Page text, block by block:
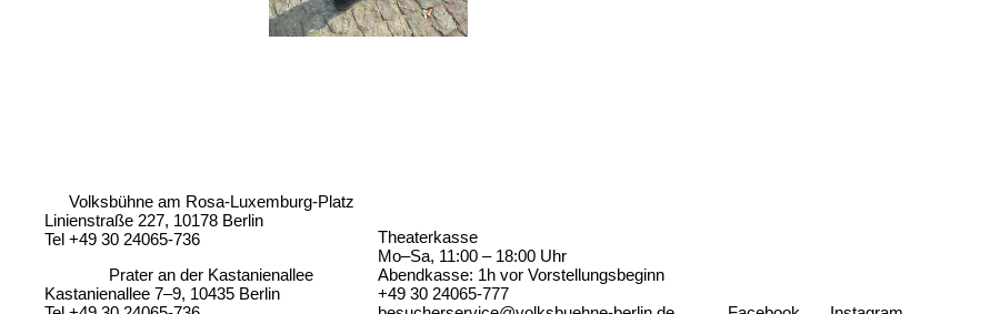
Volksbühne am Rosa-Luxemburg-Platz
Linienstraße 227, 10178 Berlin
Tel +49 30 24065-736
Prater an der Kastanienallee
Kastanienallee 7–9, 10435 Berlin
Theaterkasse
Mo–Sa, 11:00 – 18:00 Uhr
Abendkasse: 1h vor Vorstellungsbeginn
+49 30 24065-777